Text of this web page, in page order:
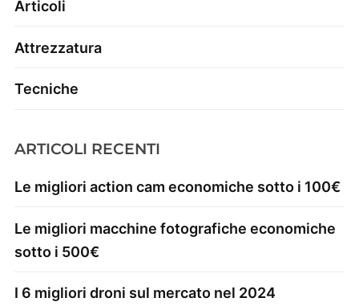
Articoli
Attrezzatura
Tecniche
ARTICOLI RECENTI
Le migliori action cam economiche sotto i 100€
Le migliori macchine fotografiche economiche
sotto i 500€
I 6 migliori droni sul mercato nel 2024